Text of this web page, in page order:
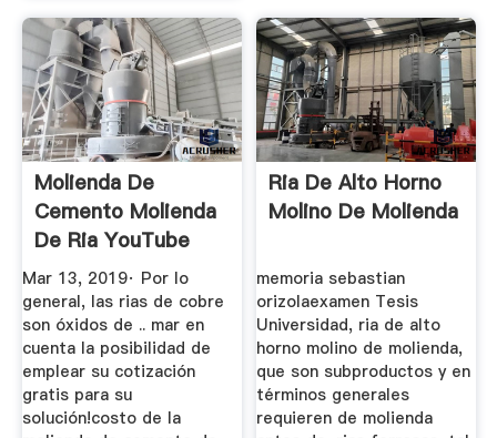
Molienda De
Cemento Molienda
De Ria YouTube
Mar 13, 2019· Por lo
general, las rias de cobre
son óxidos de .. mar en
cuenta la posibilidad de
emplear su cotización
gratis para su
solución!costo de la
Ria De Alto Horno
Molino De Molienda
memoria sebastian
orizolaexamen Tesis
Universidad, ria de alto
horno molino de molienda,
que son subproductos y en
términos generales
requieren de molienda